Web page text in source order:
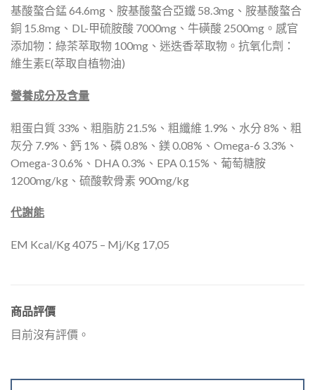
基酸螯合錳 64.6mg、胺基酸螯合亞鐵 58.3mg、胺基酸螯合
銅 15.8mg、DL-甲硫胺酸 7000mg、牛磺酸 2500mg。感官
添加物：綠茶萃取物 100mg、迷迭香萃取物。抗氧化劑：
維生素E(萃取自植物油)
營養成分及含量
粗蛋白質 33%、粗脂肪 21.5%、粗纖維 1.9%、水分 8%、粗
灰分 7.9%、鈣 1%、磷 0.8%、鎂 0.08%、Omega-6 3.3%、
Omega-3 0.6%、DHA 0.3%、EPA 0.15%、葡萄糖胺
1200mg/kg、硫酸軟骨素 900mg/kg
代謝能
EM Kcal/Kg 4075 – Mj/Kg 17,05
商品評價
目前沒有評價。